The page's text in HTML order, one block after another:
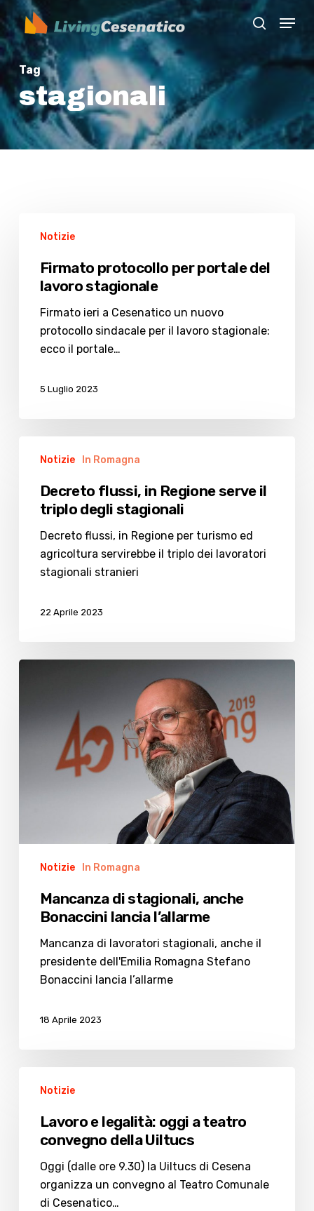
Skip
to
main
content
search
Menu
Tag
stagionali
protocollo
portale
lavoro
stagionale
Notizie
Firmato protocollo per portale del
lavoro stagionale
Firmato ieri a Cesenatico un nuovo
protocollo sindacale per il lavoro stagionale:
ecco il portale…
5 Luglio 2023
flussi,
Regione
serve
triplo
degli
Notizie In Romagna
Decreto flussi, in Regione serve il
triplo degli stagionali
Decreto flussi, in Regione per turismo ed
agricoltura servirebbe il triplo dei lavoratori
stagionali stranieri
22 Aprile 2023
Bonaccini
Notizie In Romagna
Mancanza di stagionali, anche
Bonaccini lancia l’allarme
Mancanza di lavoratori stagionali, anche il
presidente dell'Emilia Romagna Stefano
Bonaccini lancia l’allarme
18 Aprile 2023
teatro
convegno
della
Notizie
Lavoro e legalità: oggi a teatro
convegno della Uiltucs
Oggi (dalle ore 9.30) la Uiltucs di Cesena
organizza un convegno al Teatro Comunale
di Cesenatico…
Close
Menu